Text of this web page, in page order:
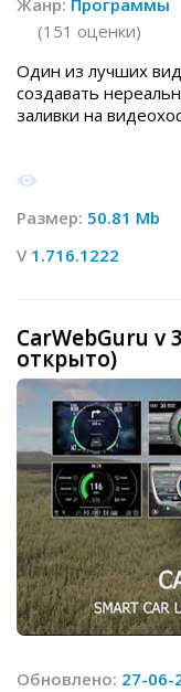
(151 оценки)
Один из лучших
создавать
заливки на
Размер: 50.81 Mb
V 1.716.1222
CarWebGuru v
открыто)
Обновлено: 27-06-